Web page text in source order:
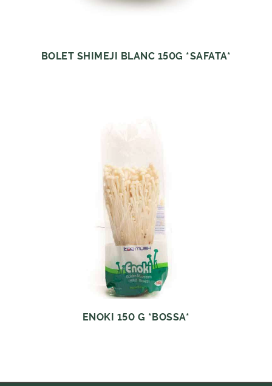
BOLET SHIMEJI BLANC 150G *SAFATA*
ENOKI 150 G *BOSSA*